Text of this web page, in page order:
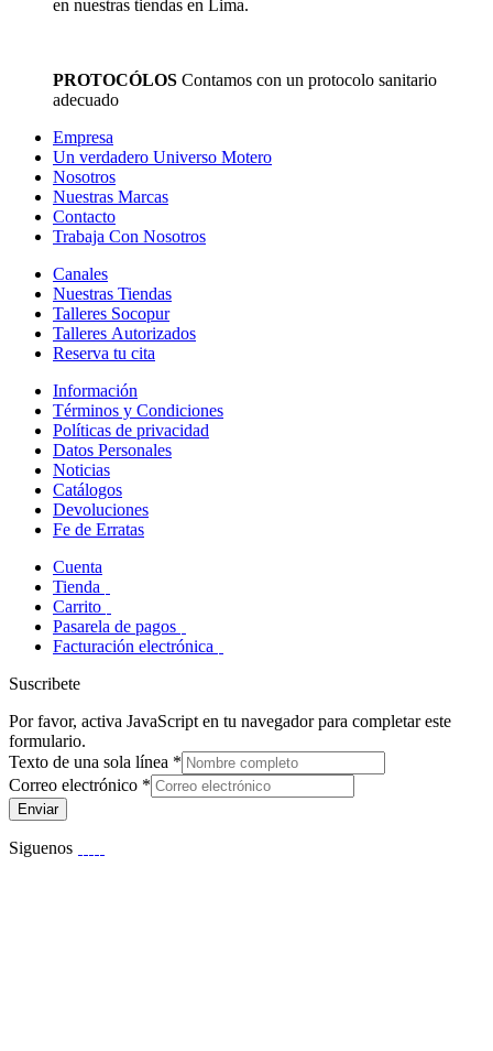
en nuestras tiendas en Lima.
PROTOCÓLOS Contamos con un protocolo sanitario
adecuado
Empresa
Un verdadero Universo Motero
Nosotros
Nuestras Marcas
Contacto
Trabaja Con Nosotros
Canales
Nuestras Tiendas
Talleres Socopur
Talleres Autorizados
Reserva tu cita
Información
Términos y Condiciones
Políticas de privacidad
Datos Personales
Noticias
Catálogos
Devoluciones
Fe de Erratas
Cuenta
Tienda
Carrito
Pasarela de pagos
Facturación electrónica
Suscribete
Por favor, activa JavaScript en tu navegador para completar este
formulario.
Texto de una sola línea *
Correo electrónico *
Enviar
Siguenos